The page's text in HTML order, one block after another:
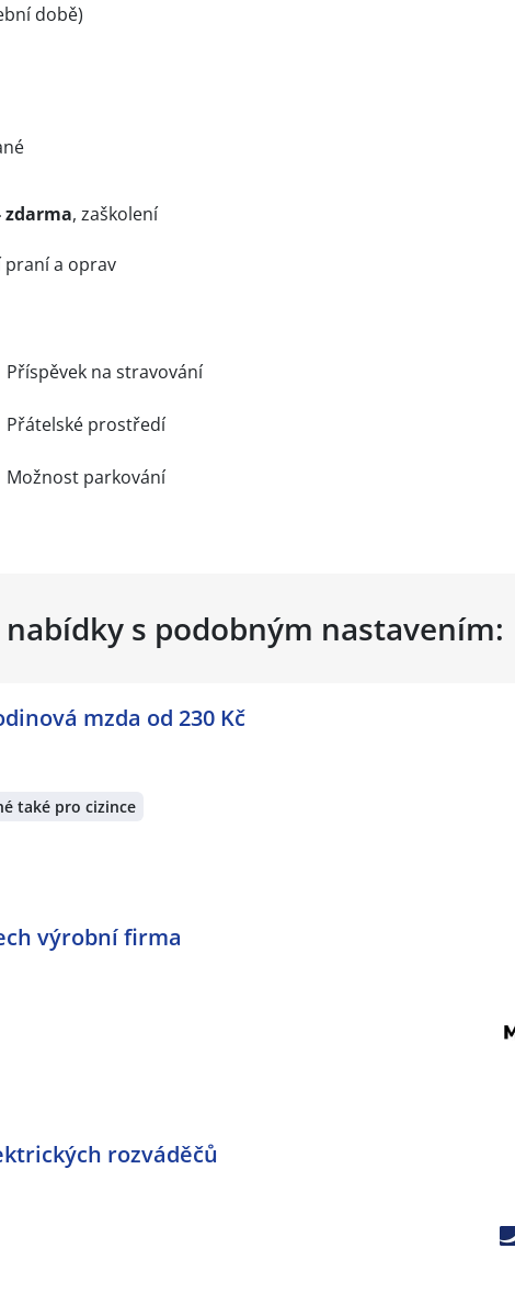
době)
zdarma, zaškolení
praní a oprav
Příspěvek na stravování
Přátelské prostředí
Možnost parkování
s podobným nastavením:
mzda od 230 Kč
také pro cizince
výrobní firma
rozváděčů